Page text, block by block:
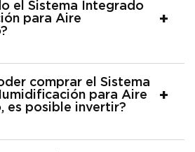
el Sistema Integrado
para Aire
comprar el Sistema
para Aire
es posible invertir?